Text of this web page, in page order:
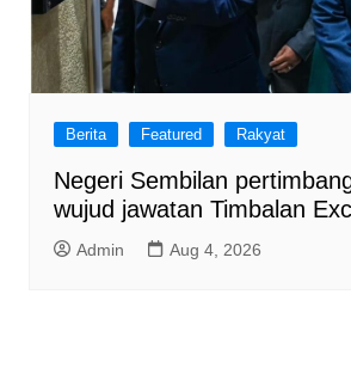
Berita Featured Rakyat
Negeri Sembilan
wujud jawatan Timbalan
Admin Aug 4, 2026